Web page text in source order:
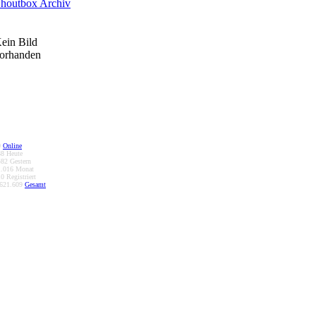
Bild
Online
Heute
Gestern
Monat
Registriert
Gesamt